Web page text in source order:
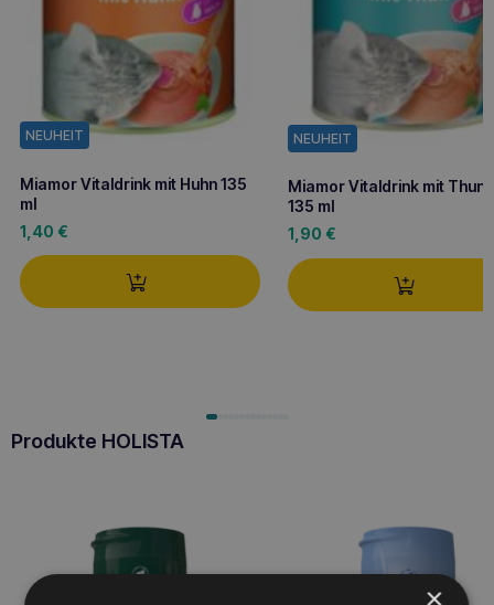
NEUHEIT
Miamor Vitaldrink mit Huhn 135
ml
1,40 €
NEUHEIT
Miamor Vitaldrink mit
135 ml
1,90 €
Produkte HOLISTA